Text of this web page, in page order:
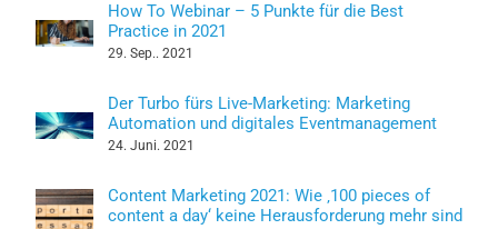
How To Webinar – 5 Punkte für die Best
Practice in 2021
29. Sep.. 2021
Der Turbo fürs Live-Marketing: Marketing
Automation und digitales Eventmanagement
24. Juni. 2021
Content Marketing 2021: Wie ‚100 pieces of
content a day‘ keine Herausforderung mehr sind